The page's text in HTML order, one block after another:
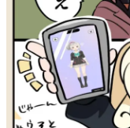
アプリレビュー
その他
電ファミニコゲーマ
運営：株式会社マレ